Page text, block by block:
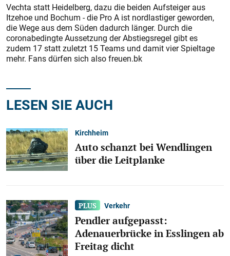
Vechta statt Heidelberg, dazu die beiden Aufsteiger aus
Itzehoe und Bochum - die Pro A ist nordlastiger geworden,
die Wege aus dem Süden dadurch länger. Durch die
coronabedingte Aussetzung der Abstiegsregel gibt es
zudem 17 statt zuletzt 15 Teams und damit vier Spieltage
mehr. Fans dürfen sich also freuen.bk
LESEN SIE AUCH
Kirchheim
Auto schanzt bei Wendlingen
über die Leitplanke
Verkehr
Pendler aufgepasst:
Adenauerbrücke in Esslingen ab
Freitag dicht